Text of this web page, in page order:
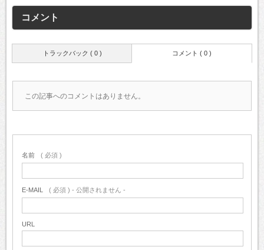
コメント
トラックバック ( 0 ) コメント ( 0 )
この記事へのコメントはありません。
名前 ( 必須 )
E-MAIL ( 必須 ) - 公開されません -
URL